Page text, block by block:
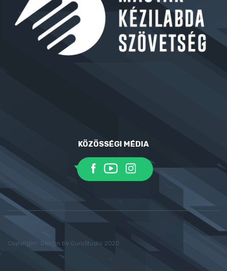
KÖZÖSSÉGI MÉDIA
Copyright- Design by GuruStudio 2020